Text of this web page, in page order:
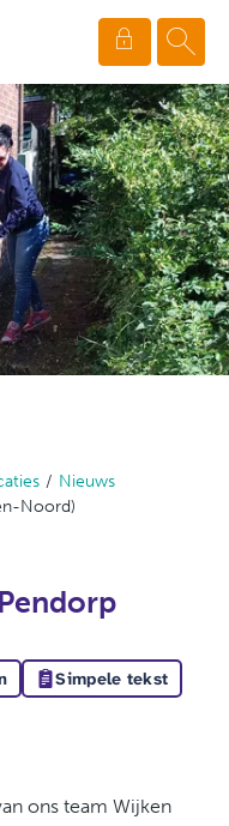
Nieuws
Noord)
Simpele tekst
ons team Wijken